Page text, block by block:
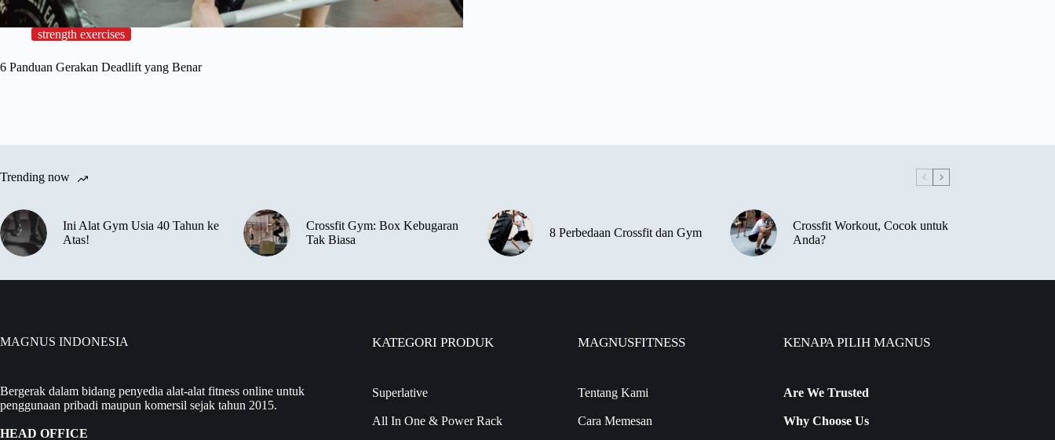
strength exercises
6 Panduan Gerakan Deadlift yang Benar
Trending now
Ini Alat Gym Usia 40 Tahun ke
Atas!
Crossfit Gym: Box Kebugaran
Tak Biasa
8 Perbedaan Crossfit dan Gym
Crossfit Workout, Cocok untuk
Anda?
MAGNUS INDONESIA
Bergerak dalam bidang penyedia alat-alat fitness online untuk
penggunaan pribadi maupun komersil sejak tahun 2015.
HEAD OFFICE
KATEGORI PRODUK
Superlative
All In One & Power Rack
MAGNUSFITNESS
Tentang Kami
Cara Memesan
KENAPA PILIH MAGNUS
Are We Trusted
Why Choose Us